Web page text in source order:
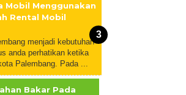
Mobil Menggunakan
Rental Mobil
menjadi kebutuhan
anda perhatikan ketika
Palembang. Pada ...
Bakar Pada